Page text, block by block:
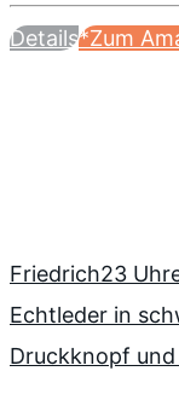
Details*Zum
Friedrich23
Echtleder in
Druckknopf